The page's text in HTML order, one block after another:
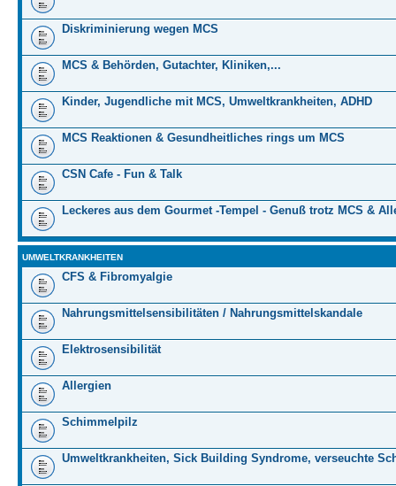
Diskriminierung wegen MCS
MCS & Behörden, Gutachter, Kliniken,...
Kinder, Jugendliche mit MCS, Umweltkrankheiten, ADHD
MCS Reaktionen & Gesundheitliches rings um MCS
CSN Cafe - Fun & Talk
Leckeres aus dem Gourmet -Tempel - Genuß trotz MCS &
UMWELTKRANKHEITEN
CFS & Fibromyalgie
Nahrungsmittelsensibilitäten / Nahrungsmittelskandale
Elektrosensibilität
Allergien
Schimmelpilz
Umweltkrankheiten, Sick Building Syndrome, verseuchte